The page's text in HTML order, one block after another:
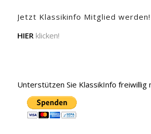
Jetzt Klassikinfo Mitglied werden!
HIER klicken!
Unterstützen Sie KlassikInfo freiwillig